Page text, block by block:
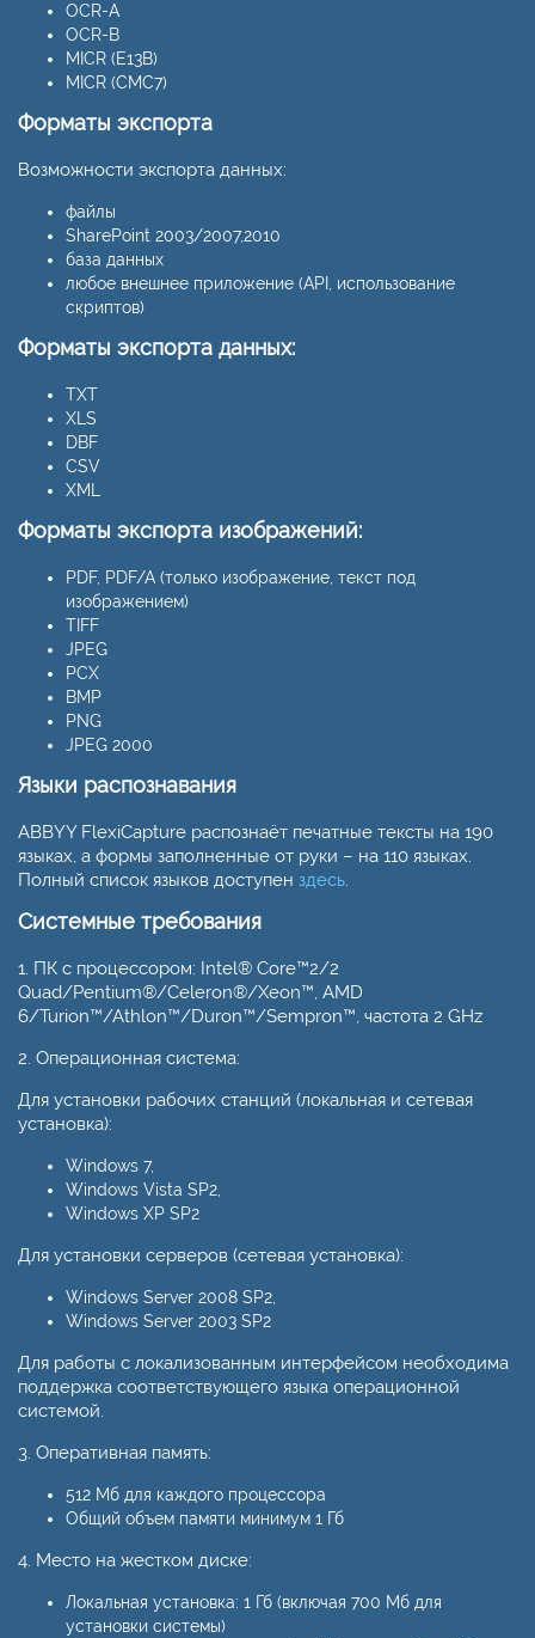
OCR-A
OCR-B
MICR (E13B)
MICR (CMC7)
Форматы экспорта
Возможности экспорта данных:
файлы
SharePoint 2003/2007,2010
база данных
любое внешнее приложение (API, использование
скриптов)
Форматы экспорта данных:
TXT
XLS
DBF
CSV
XML
Форматы экспорта изображений:
PDF, PDF/A (только изображение, текст под
изображением)
TIFF
JPEG
PCX
BMP
PNG
JPEG 2000
Языки распознавания
ABBYY FlexiCapture распознаёт печатные тексты на 190
языках, а формы заполненные от руки – на 110 языках.
Полный список языков доступен здесь.
Системные требования
1. ПК с процессором: Intel® Core™2/2
Quad/Pentium®/Celeron®/Xeon™, AMD
6/Turion™/Athlon™/Duron™/Sempron™, частота 2 GHz
2. Операционная система:
Для установки рабочих станций (локальная и сетевая
установка):
Windows 7,
Windows Vista SP2,
Windows XP SP2
Для установки серверов (сетевая установка):
Windows Server 2008 SP2,
Windows Server 2003 SP2
Для работы с локализованным интерфейсом необходима
поддержка соответствующего языка операционной
системой.
3. Оперативная память:
512 Мб для каждого процессора
Общий объем памяти минимум 1 Гб
4. Место на жестком диске:
Локальная установка: 1 Гб (включая 700 Mб для
установки системы)